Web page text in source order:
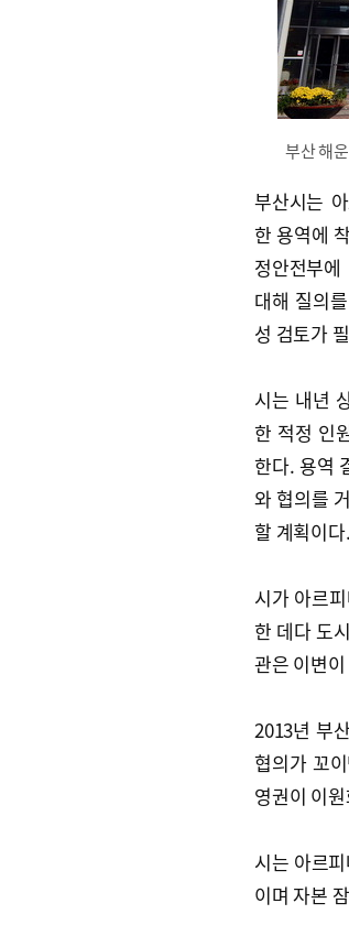
부산 해
부산시는
한 용역에
정안전부
대해 질의
성 검토가
시는 내년
한 적정 인
한다. 용역
와 협의를
할 계획이다.
시가 아르
한 데다 도
관은 이변
2013년 부
협의가 꼬
영권이 이
시는 아르
이며 자본